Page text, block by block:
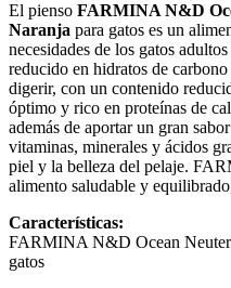
El pienso FARMINA N&D
Naranja para gatos es un
necesidades de los gatos
reducido en hidratos de
digerir, con un contenido
óptimo y rico en proteínas de
además de aportar un gran
vitaminas, minerales y ácidos
piel y la belleza del pelaje.
alimento saludable y
Características:
FARMINA N&D Ocean
gatos